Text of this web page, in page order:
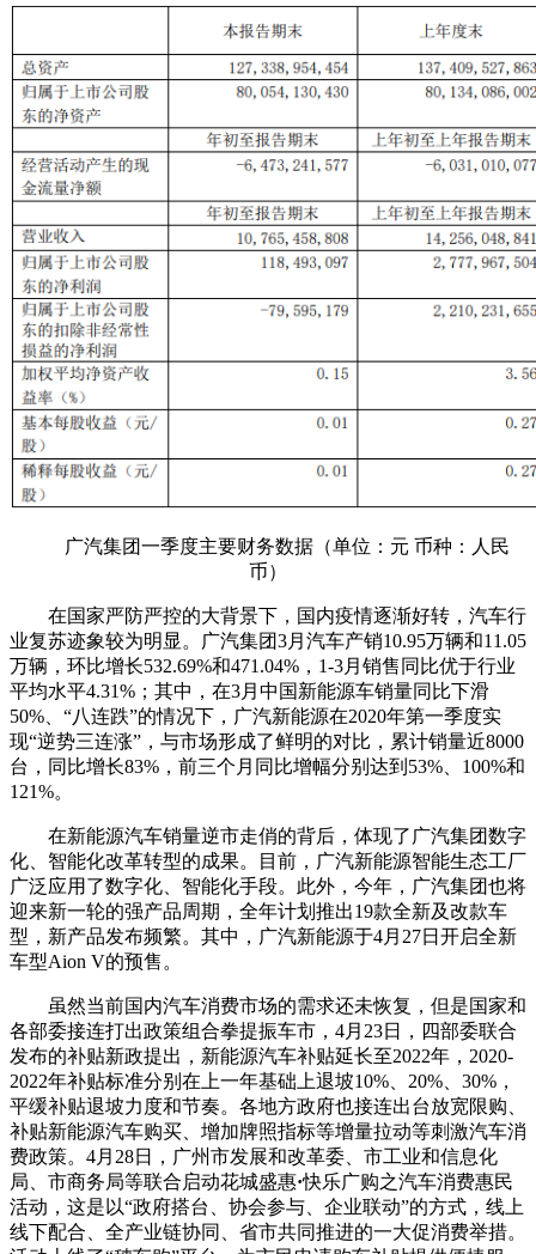
广汽集团一季度主要财务数据（单位：元 币种：人民
币）
在国家严防严控的大背景下，国内疫情逐渐好转，汽车行
业复苏迹象较为明显。广汽集团3月汽车产销10.95万辆和11.05
万辆，环比增长532.69%和471.04%，1-3月销售同比优于行业
平均水平4.31%；其中，在3月中国新能源车销量同比下滑
50%、“八连跌”的情况下，广汽新能源在2020年第一季度实
现“逆势三连涨”，与市场形成了鲜明的对比，累计销量近8000
台，同比增长83%，前三个月同比增幅分别达到53%、100%和
121%。
在新能源汽车销量逆市走俏的背后，体现了广汽集团数字
化、智能化改革转型的成果。目前，广汽新能源智能生态工厂
广泛应用了数字化、智能化手段。此外，今年，广汽集团也将
迎来新一轮的强产品周期，全年计划推出19款全新及改款车
型，新产品发布频繁。其中，广汽新能源于4月27日开启全新
车型Aion V的预售。
虽然当前国内汽车消费市场的需求还未恢复，但是国家和
各部委接连打出政策组合拳提振车市，4月23日，四部委联合
发布的补贴新政提出，新能源汽车补贴延长至2022年，2020-
2022年补贴标准分别在上一年基础上退坡10%、20%、30%，
平缓补贴退坡力度和节奏。各地方政府也接连出台放宽限购、
补贴新能源汽车购买、增加牌照指标等增量拉动等刺激汽车消
费政策。4月28日，广州市发展和改革委、市工业和信息化
局、市商务局等联合启动花城盛惠·快乐广购之汽车消费惠民
活动，这是以“政府搭台、协会参与、企业联动”的方式，线上
线下配合、全产业链协同、省市共同推进的一大促消费举措。